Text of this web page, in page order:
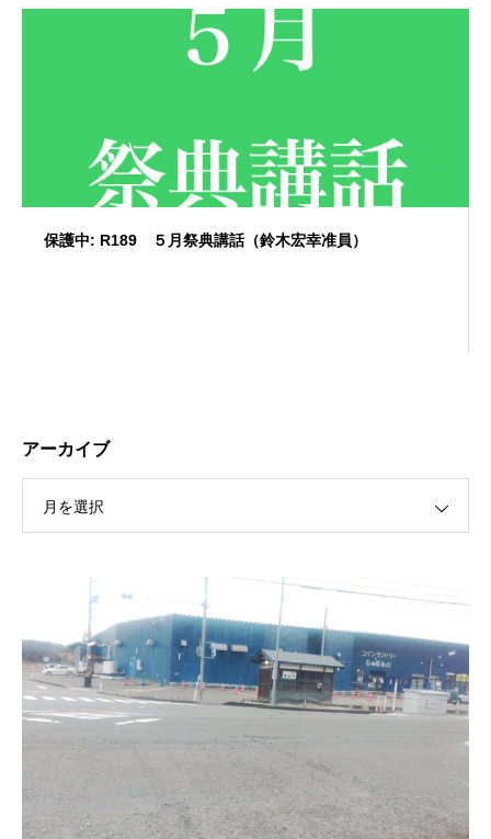
保護中: R189 ５月祭典講話（鈴木宏幸准員）
保護中: R189 ４月祭典講話（太田信弘役員）
アーカイブ
月を選択